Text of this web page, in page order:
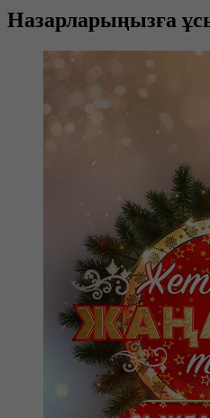
Назарларыңызға